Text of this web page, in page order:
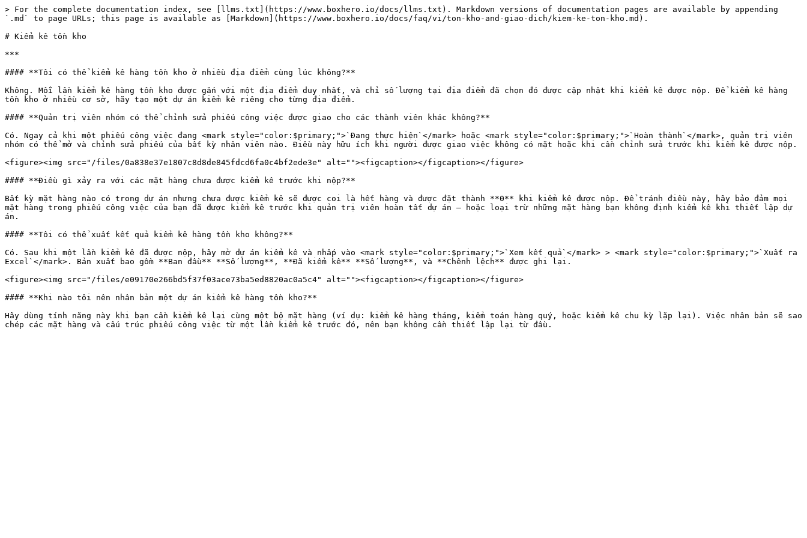
> For the complete documentation index, see [llms.txt](https://www.boxhero.io/docs/llms.txt). Markdown versions of documentation pages are available by appending
`.md` to page URLs; this page is available as [Markdown](https://www.boxhero.io/docs/faq/vi/ton-kho-and-giao-dich/kiem-ke-ton-kho.md).
# Kiểm kê tồn kho
***
#### **Tôi có thể kiểm kê hàng tồn kho ở nhiều địa điểm cùng lúc không?**
Không. Mỗi lần kiểm kê hàng tồn kho được gắn với một địa điểm duy nhất, và chỉ số lượng tại địa điểm đã chọn đó được cập nhật khi kiểm kê được nộp. Để kiểm kê hàng
tồn kho ở nhiều cơ sở, hãy tạo một dự án kiểm kê riêng cho từng địa điểm.
#### **Quản trị viên nhóm có thể chỉnh sửa phiếu công việc được giao cho các thành viên khác không?**
Có. Ngay cả khi một phiếu công việc đang <mark style="color:$primary;">`Đang thực hiện`</mark> hoặc <mark style="color:$primary;">`Hoàn thành`</mark>, quản trị viên
nhóm có thể mở và chỉnh sửa phiếu của bất kỳ nhân viên nào. Điều này hữu ích khi người được giao việc không có mặt hoặc khi cần chỉnh sửa trước khi kiểm kê được nộp.
<figure><img src="/files/0a838e37e1807c8d8de845fdcd6fa0c4bf2ede3e" alt=""><figcaption></figcaption></figure>
#### **Điều gì xảy ra với các mặt hàng chưa được kiểm kê trước khi nộp?**
Bất kỳ mặt hàng nào có trong dự án nhưng chưa được kiểm kê sẽ được coi là hết hàng và được đặt thành **0** khi kiểm kê được nộp. Để tránh điều này, hãy bảo đảm mọi
mặt hàng trong phiếu công việc của bạn đã được kiểm kê trước khi quản trị viên hoàn tất dự án — hoặc loại trừ những mặt hàng bạn không định kiểm kê khi thiết lập dự
án.
#### **Tôi có thể xuất kết quả kiểm kê hàng tồn kho không?**
Có. Sau khi một lần kiểm kê đã được nộp, hãy mở dự án kiểm kê và nhấp vào <mark style="color:$primary;">`Xem kết quả`</mark> > <mark style="color:$primary;">`Xuất ra
Excel`</mark>. Bản xuất bao gồm **Ban đầu** **Số lượng**, **Đã kiểm kê** **Số lượng**, và **Chênh lệch** được ghi lại.
<figure><img src="/files/e09170e266bd5f37f03ace73ba5ed8820ac0a5c4" alt=""><figcaption></figcaption></figure>
#### **Khi nào tôi nên nhân bản một dự án kiểm kê hàng tồn kho?**
Hãy dùng tính năng này khi bạn cần kiểm kê lại cùng một bộ mặt hàng (ví dụ: kiểm kê hàng tháng, kiểm toán hàng quý, hoặc kiểm kê chu kỳ lặp lại). Việc nhân bản sẽ sao